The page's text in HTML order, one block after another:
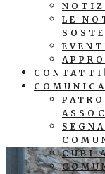
LE
CONTATTI
CUBI